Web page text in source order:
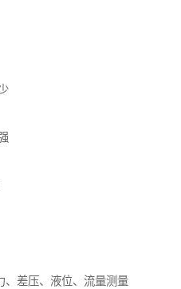
、差压、液位、流量测量